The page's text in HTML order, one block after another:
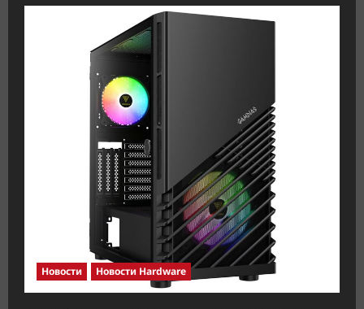
Palit
представляет
лимитированную
версию
GeForce
4070
Ti
GamingPro
White
OC:
памятная
модель
видеокарты
в
честь
нашего
35-
летия
Новости Новости Hardware